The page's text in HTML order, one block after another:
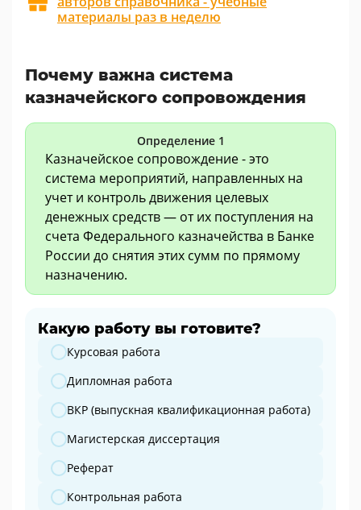
материалы раз в неделю
Почему важна система
казначейского сопровождения
Определение 1
Казначейское сопровождение - это
система мероприятий, направленных на
учет и контроль движения целевых
денежных средств — от их поступления на
счета Федерального казначейства в Банке
России до снятия этих сумм по прямому
назначению.
Какую работу вы готовите?
Какую работу вы готовите?
Курсовая работа
Дипломная работа
ВКР (выпускная квалификационная работа)
Магистерская диссертация
Реферат
Контрольная работа